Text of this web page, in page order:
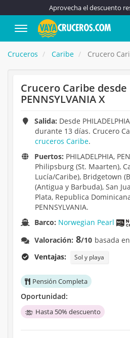
Aprovecha el descuento
Cruceros Caribe Crucero
Crucero Caribe desde
PENNSYLVANIA X
Salida: Desde
durante 13 días. Crucero
cruceros Caribe.
Puertos: PHILADELPHIA,
Philipsburg (St. Maarten),
Lucía/Caribe), Bridgetown
(Antigua y Barbuda), San
Plata, Republica
PENNSYLVANIA.
Barco: Norwegian Pearl
Valoración: 8/10 basada
Ventajas:
Sol y playa
Pensión Completa
Oportunidad:
Hasta 50% descuento